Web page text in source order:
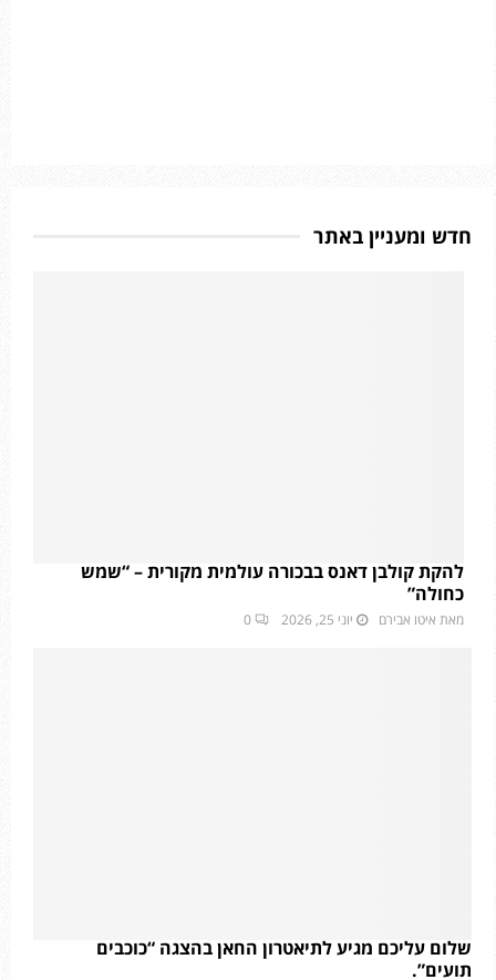
חדש ומעניין באתר
להקת קולבן דאנס בבכורה עולמית מקורית – “שמש
כחולה”
מאת איטו אבירם יוני 25, 2026 0
שלום עליכם מגיע לתיאטרון החאן בהצגה “כוכבים
תועים”.